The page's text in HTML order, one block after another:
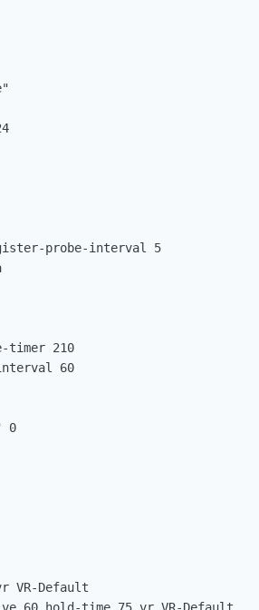
probe-interval 5
timer 210
60
0
VR-Default